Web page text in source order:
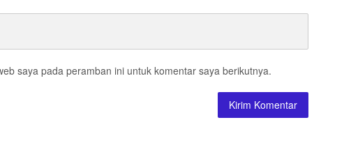
saya pada peramban ini untuk komentar saya berikutnya.